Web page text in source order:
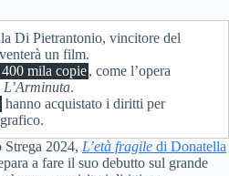
Di Pietrantonio, vincitore del
un film.
mila copie, come l’opera
L’Arminuta.
hanno acquistato i diritti per
2024, L’età fragile di Donatella
a fare il suo debutto sul grande